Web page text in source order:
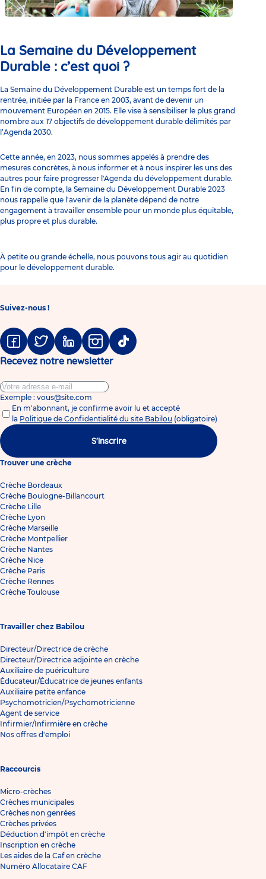
La Semaine du Développement
Durable : c’est quoi ?
La Semaine du Développement Durable est un temps fort de la
rentrée, initiée par la France en 2003, avant de devenir un
mouvement Européen en 2015. Elle vise à sensibiliser le plus grand
nombre aux 17 objectifs de développement durable délimités par
l’Agenda 2030.
Cette année, en 2023, nous sommes appelés à prendre des
mesures concrètes, à nous informer et à nous inspirer les uns des
autres pour faire progresser l'Agenda du développement durable.
En fin de compte, la Semaine du Développement Durable 2023
nous rappelle que l'avenir de la planète dépend de notre
engagement à travailler ensemble pour un monde plus équitable,
plus propre et plus durable.
À petite ou grande échelle, nous pouvons tous agir au quotidien
pour le développement durable.
Suivez-nous !
FacebookTwitter LinkedinInstagramTiktok
Recevez notre newsletter
Exemple : vous@site.com
En m'abonnant, je confirme avoir lu et accepté
la Politique de Confidentialité du site Babilou (obligatoire)
S'inscrire
Trouver une crèche
Crèche Bordeaux
Crèche Boulogne-Billancourt
Crèche Lille
Crèche Lyon
Crèche Marseille
Crèche Montpellier
Crèche Nantes
Crèche Nice
Crèche Paris
Crèche Rennes
Crèche Toulouse
Travailler chez Babilou
Directeur/Directrice de crèche
Directeur/Directrice adjointe en crèche
Auxiliaire de puériculture
Éducateur/Éducatrice de jeunes enfants
Auxiliaire petite enfance
Psychomotricien/Psychomotricienne
Agent de service
Infirmier/Infirmière en crèche
Nos offres d'emploi
Raccourcis
Micro-crèches
Crèches municipales
Crèches non genrées
Crèches privées
Déduction d'impôt en crèche
Inscription en crèche
Les aides de la Caf en crèche
Numéro Allocataire CAF